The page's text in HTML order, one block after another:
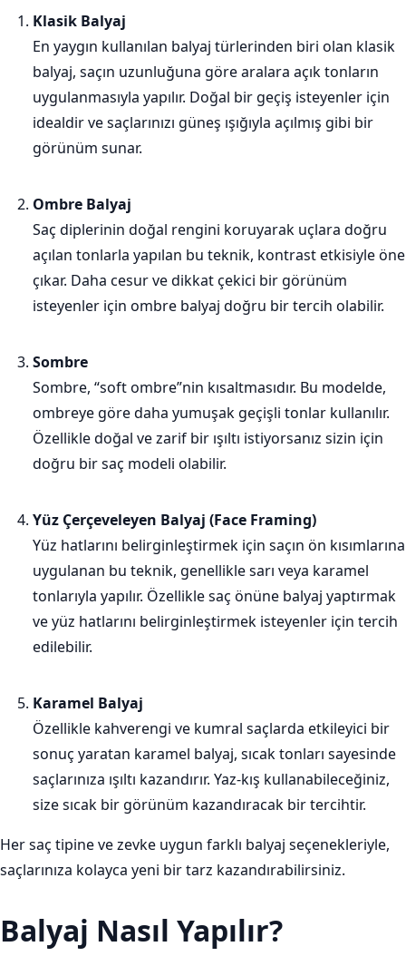
Klasik Balyaj
En yaygın kullanılan balyaj türlerinden biri olan klasik
balyaj, saçın uzunluğuna göre aralara açık tonların
uygulanmasıyla yapılır. Doğal bir geçiş isteyenler için
idealdir ve saçlarınızı güneş ışığıyla açılmış gibi bir
görünüm sunar.
Ombre Balyaj
Saç diplerinin doğal rengini koruyarak uçlara doğru
açılan tonlarla yapılan bu teknik, kontrast etkisiyle öne
çıkar. Daha cesur ve dikkat çekici bir görünüm
isteyenler için ombre balyaj doğru bir tercih olabilir.
Sombre
Sombre, “soft ombre”nin kısaltmasıdır. Bu modelde,
ombreye göre daha yumuşak geçişli tonlar kullanılır.
Özellikle doğal ve zarif bir ışıltı istiyorsanız sizin için
doğru bir saç modeli olabilir.
Yüz Çerçeveleyen Balyaj (Face Framing)
Yüz hatlarını belirginleştirmek için saçın ön kısımlarına
uygulanan bu teknik, genellikle sarı veya karamel
tonlarıyla yapılır. Özellikle saç önüne balyaj yaptırmak
ve yüz hatlarını belirginleştirmek isteyenler için tercih
edilebilir.
Karamel Balyaj
Özellikle kahverengi ve kumral saçlarda etkileyici bir
sonuç yaratan karamel balyaj, sıcak tonları sayesinde
saçlarınıza ışıltı kazandırır. Yaz-kış kullanabileceğiniz,
size sıcak bir görünüm kazandıracak bir tercihtir.
Her saç tipine ve zevke uygun farklı balyaj seçenekleriyle,
saçlarınıza kolayca yeni bir tarz kazandırabilirsiniz.
Balyaj Nasıl Yapılır?